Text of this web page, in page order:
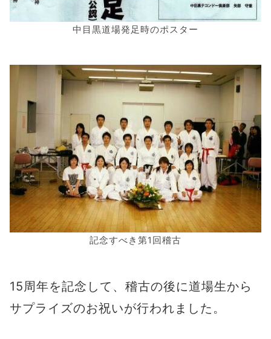
中目黒道場発足時のポスター
記念すべき第1回稽古
15周年を記念して、稽古の後に道場生から
サプライズのお祝いが行われました。